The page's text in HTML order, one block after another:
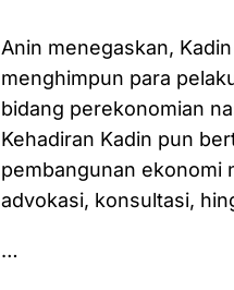
Anin menegaskan,
menghimpun para
bidang perekonomian
Kehadiran Kadin pun
pembangunan ekonomi
advokasi, konsultasi,
…